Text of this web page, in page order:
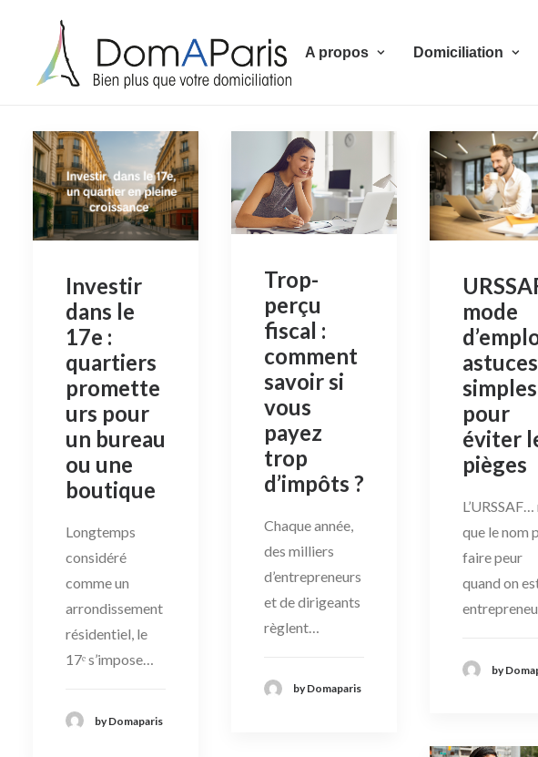
A propos Domiciliation
Investir
dans le
17e :
quartiers
promette
urs pour
un bureau
ou une
boutique
Longtemps
considéré
comme un
arrondissement
résidentiel, le
17ᵉ s’impose…
by Domaparis
Trop-
perçu
fiscal :
comment
savoir si
vous
payez
trop
d’impôts ?
Chaque année,
des milliers
d’entrepreneurs
et de dirigeants
règlent…
by Domaparis
mode
astuces
simples
pour
éviter
pièges
que le nom
faire peur
quand on
by